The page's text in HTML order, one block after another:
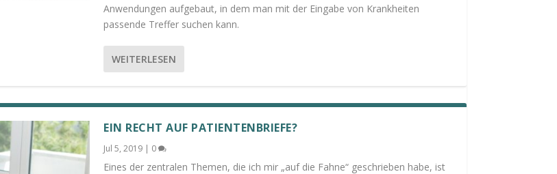
Anwendungen aufgebaut, in dem man mit der Eingabe von Krankheiten
passende Treffer suchen kann.
WEITERLESEN
EIN RECHT AUF PATIENTENBRIEFE?
Jul 5, 2019 | 0
Eines der zentralen Themen, die ich mir „auf die Fahne“ geschrieben habe, ist